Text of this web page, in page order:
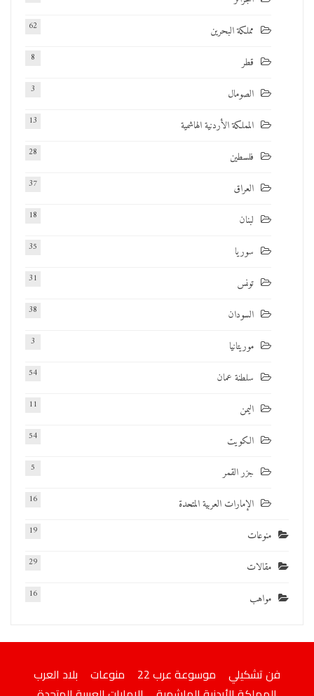
مملكة البحرين 62
قطر 8
الصومال 3
المملكة الأردنية الهاشمية 13
فلسطين 28
العراق 37
لبنان 18
سوريا 35
تونس 31
السودان 38
موريتانيا 3
سلطنة عمان 54
اليمن 11
الكويت 54
جزر القمر 5
الإمارات العربية المتحدة 16
منوعات 19
مقالات 29
مواهب 16
فن تشكيلي موسوعة عرب 22 منوعات
بلاد العرب